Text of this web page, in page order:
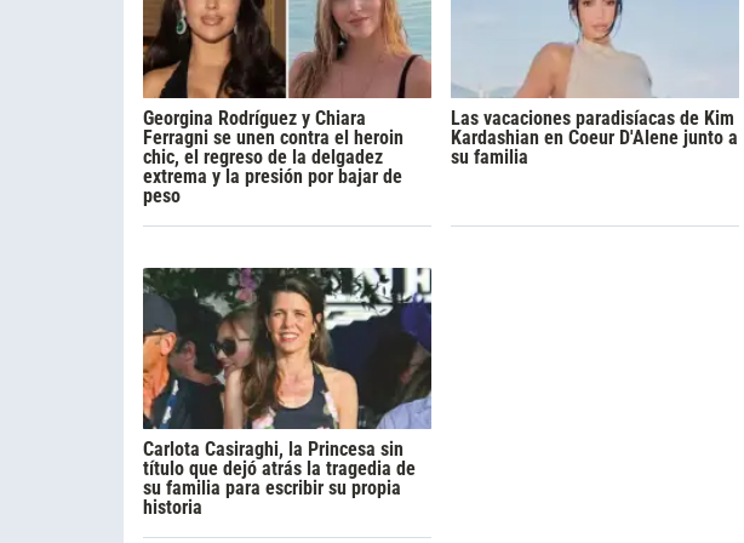
Georgina Rodríguez y Chiara
Ferragni se unen contra el heroin
chic, el regreso de la delgadez
extrema y la presión por bajar de
peso
Las vacaciones paradisíacas de Kim
Kardashian en Coeur D'Alene junto a
su familia
Carlota Casiraghi, la Princesa sin
título que dejó atrás la tragedia de
su familia para escribir su propia
historia